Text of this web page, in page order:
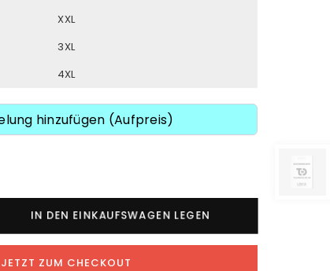
XXL
3XL
4XL
hinzufügen (Aufpreis)
IN DEN EINKAUFSWAGEN LEGEN
JETZT ZUM CHECKOUT